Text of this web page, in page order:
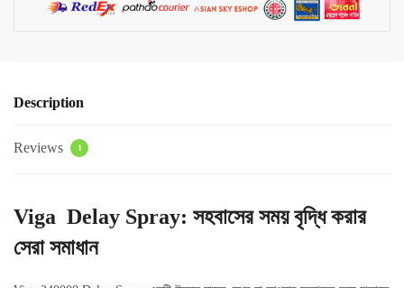
Description
Reviews 1
Viga Delay Spray: সহবাসের সময় বৃদ্ধি করার
সেরা সমাধান